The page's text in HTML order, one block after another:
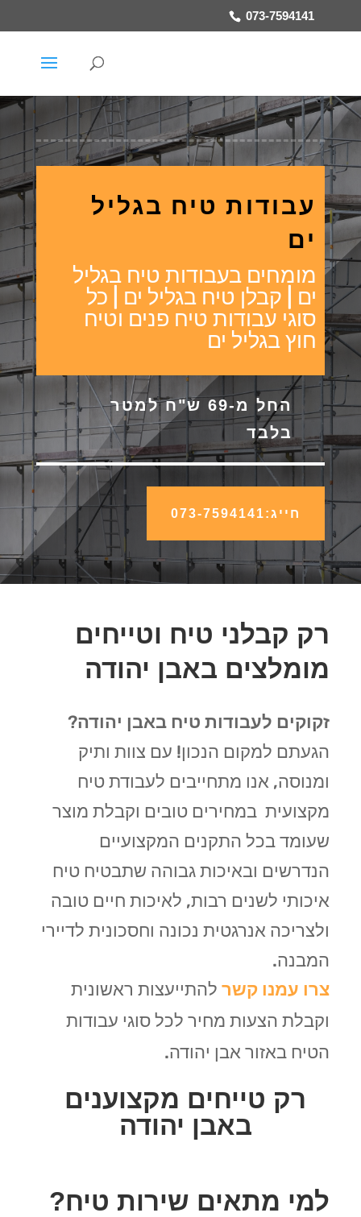
073-7594141
עבודות טיח בגליל
ים
מומחים בעבודות טיח בגליל
ים | קבלן טיח בגליל ים | כל
סוגי עבודות טיח פנים וטיח
חוץ בגליל ים
החל מ-69 ש"ח למטר
בלבד
חייג:073-7594141
רק קבלני טיח וטייחים
מומלצים באבן יהודה
זקוקים לעבודות טיח באבן יהודה?
הגעתם למקום הנכון! עם צוות ותיק
ומנוסה, אנו מתחייבים לעבודת טיח
מקצועית במחירים טובים וקבלת מוצר
שעומד בכל התקנים המקצועיים
הנדרשים ובאיכות גבוהה שתבטיח טיח
איכותי לשנים רבות, לאיכות חיים טובה
ולצריכה אנרגטית נכונה וחסכונית לדיירי
המבנה.
צרו עמנו קשרלהתייעצות ראשונית
וקבלת הצעות מחיר לכל סוגי עבודות
הטיח באזור אבן יהודה.
רק טייחים מקצוענים
באבן יהודה
למי מתאים שירות טיח?